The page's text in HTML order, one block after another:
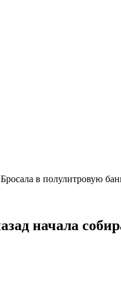
в полулитровую
начала